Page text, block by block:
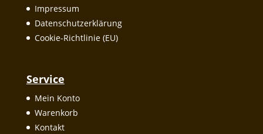
Impressum
Datenschutzerklärung
Cookie-Richtlinie (EU)
Service
Mein Konto
Warenkorb
Kontakt